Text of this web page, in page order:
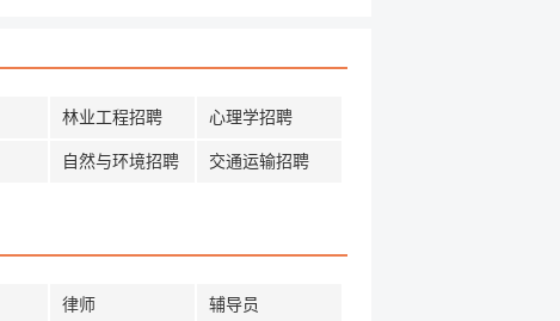
林业工程招聘 心理学招聘
自然与环境招聘 交通运输招聘
律师 辅导员